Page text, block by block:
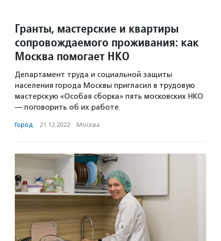
Гранты, мастерские и квартиры
сопровождаемого проживания: как
Москва помогает НКО
Департамент труда и социальной защиты
населения города Москвы пригласил в трудовую
мастерскую «Особая сборка» пять московских НКО
— поговорить об их работе.
Город · 21.12.2022 · Москва